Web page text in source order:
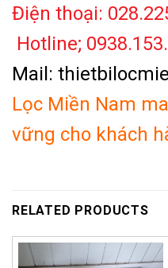
Điện thoại:
Hotline;
Mail:
Lọc Miền Nam
vững cho khách
RELATED PRODUCTS